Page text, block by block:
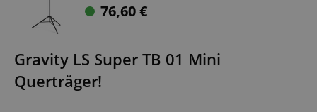
76,60€
Gravity LS Super TB 01 Mini
Querträger!